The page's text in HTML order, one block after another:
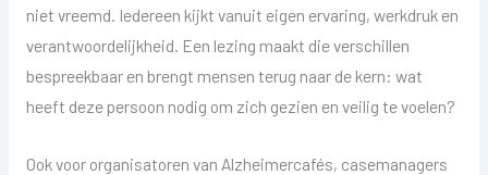
niet vreemd. Iedereen kijkt vanuit eigen ervaring, werkdruk en
verantwoordelijkheid. Een lezing maakt die verschillen
bespreekbaar en brengt mensen terug naar de kern: wat
heeft deze persoon nodig om zich gezien en veilig te voelen?
Ook voor organisatoren van Alzheimercafés, casemanagers